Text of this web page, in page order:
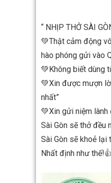
“ NHỊP THỞ SÀI
💚Thật cảm động
hào phóng gửi vào
💚Không biết dùng
💚Xin được mượn
nhất”
💚Xin gửi niệm
Sài Gòn sẽ thở đều
Sài Gòn sẽ khoẻ lại
Nhất định như